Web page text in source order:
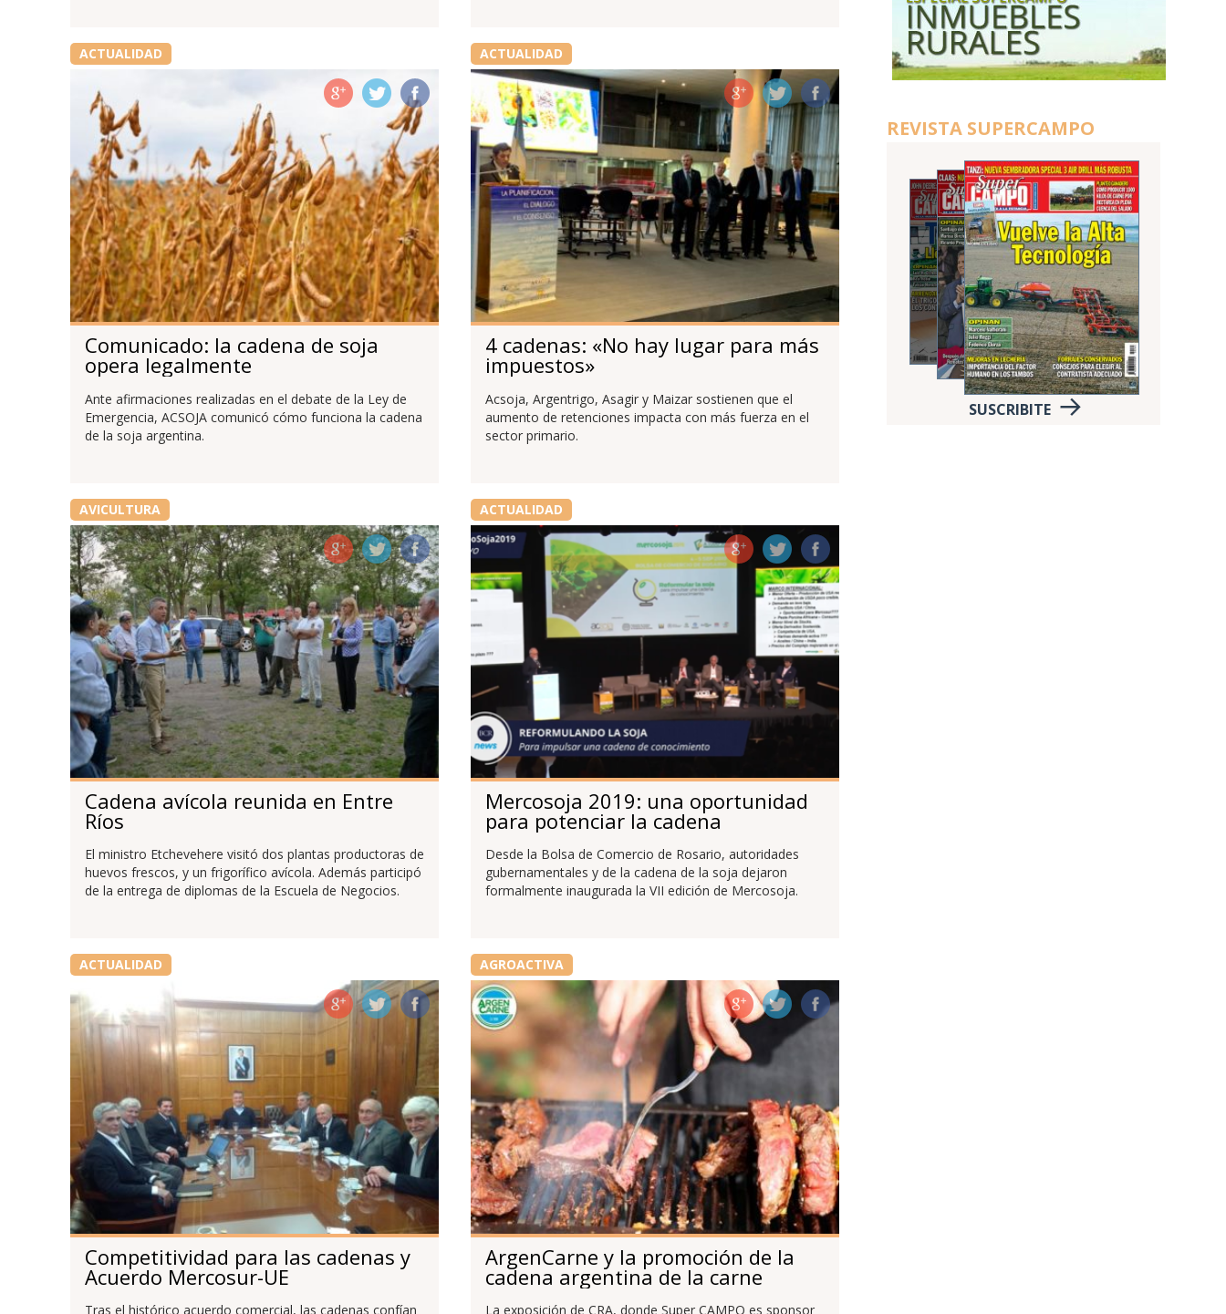
ACTUALIDAD
Comunicado: la cadena de soja
opera legalmente
Ante afirmaciones realizadas en el debate de la Ley de
Emergencia, ACSOJA comunicó cómo funciona la cadena
de la soja argentina.
ACTUALIDAD
4 cadenas: «No hay lugar para más
impuestos»
Acsoja, Argentrigo, Asagir y Maizar sostienen que el
aumento de retenciones impacta con más fuerza en el
sector primario.
AVICULTURA
Cadena avícola reunida en Entre
Ríos
El ministro Etchevehere visitó dos plantas productoras de
huevos frescos, y un frigorífico avícola. Además participó
de la entrega de diplomas de la Escuela de Negocios.
ACTUALIDAD
Mercosoja 2019: una oportunidad
para potenciar la cadena
Desde la Bolsa de Comercio de Rosario, autoridades
gubernamentales y de la cadena de la soja dejaron
formalmente inaugurada la VII edición de Mercosoja.
ACTUALIDAD
Competitividad para las cadenas y
Acuerdo Mercosur-UE
Tras el histórico acuerdo comercial, las cadenas confían
AGROACTIVA
ArgenCarne y la promoción de la
cadena argentina de la carne
La exposición de CRA, donde Super CAMPO es sponsor
REVISTA SUPERCAMPO
SUSCRIBITE